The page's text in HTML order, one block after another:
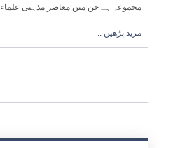
مجموعہ ہے جن میں معاصر مذہبی علماء
.. مزید پڑھیں